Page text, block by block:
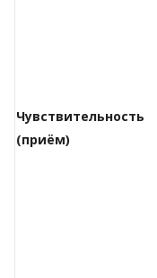
Чувствительность
(приём)